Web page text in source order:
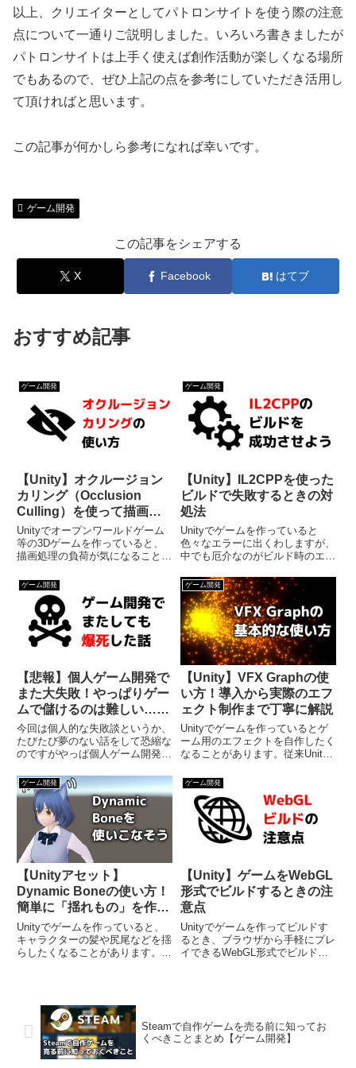
以上、クリエイターとしてパトロンサイトを使う際の注意
点について一通りご説明しました。いろいろ書きましたが
パトロンサイトは上手く使えば創作活動が楽しくなる場所
でもあるので、ぜひ上記の点を参考にしていただき活用し
て頂ければと思います。
この記事が何かしら参考になれば幸いです。
ゲーム開発
この記事をシェアする
X Facebook はてブ
おすすめ記事
ゲーム開発
【Unity】オクルージョン
カリング（Occlusion
Culling）を使って描画処
理を最適化する方法
Unityでオープンワールドゲーム
等の3Dゲームを作っていると、
描画処理の負荷が気になることが
色々な最適化処理を学んできたの
ですが、一つだけイマイチ使い方
がよく分からない最適化機能があ
りました。それは「オクルー...
ゲーム開発
【Unity】IL2CPPを使った
ビルドで失敗するときの対
処法
Unityでゲームを作っていると
色々なエラーに出くわしますが、
中でも厄介なのがビルド時のエラ
ビルドするぞ！」というときにエ
ラーが出たら思わず冷や汗が出て
しまいますよね。本当に心臓に悪
いです。それで以前「IL2C...
ゲーム開発
【悲報】個人ゲーム開発で
また大失敗！やっぱりゲー
ムで儲けるのは難しい…と
いう話
今回は個人的な失敗談というか、
たびたび夢のない話をして恐縮な
のですがやっぱ個人ゲーム開発で
す（またこの手の話になってしま
ってすみません）。私はこれまで
有料ゲームを作っては失敗…とい
うのを何度か繰り返していて、
下...
ゲーム開発
【Unity】VFX Graphの使
い方！導入から実際のエフ
ェクト制作まで丁寧に解説
Unityでゲームを作っているとゲ
ーム用のエフェクトを自作したく
なることがあります。従来Unity
Particle Systemを使うのが主流
でしたが、ここ数年ではその進化
版である「Visual Effect Gr...
ゲーム開発
【Unityアセット】
Dynamic Boneの使い方！
簡単に「揺れもの」を作ろ
う
Unityでゲームを作っていると、
キャラクターの髪や尻尾などを揺
らしたくなることがあります。そ
のアセットを使えば簡単に揺れも
のを実現できるのですが...
ゲーム開発
【Unity】ゲームをWebGL
形式でビルドするときの注
意点
Unityでゲームを作ってビルドす
るとき、ブラウザから手軽にプレ
イできるWebGL形式でビルドし
Steamで自作ゲームを売る前に知ってお
くべきことまとめ【ゲーム開発】